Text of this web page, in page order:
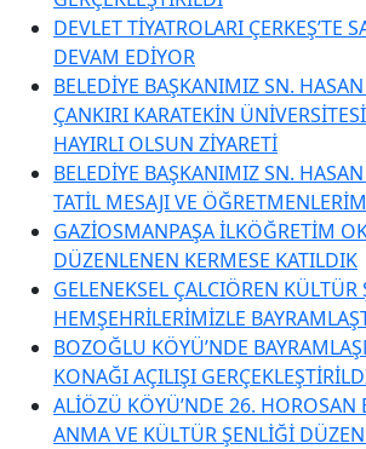
DEVLET TİYATROLARI ÇERKEŞ’TE
DEVAM EDİYOR
BELEDİYE BAŞKANIMIZ SN. HASAN
ÇANKIRI KARATEKİN
HAYIRLI OLSUN ZİYARETİ
BELEDİYE BAŞKANIMIZ SN. HASAN
TATİL MESAJI VE
GAZİOSMANPAŞA İLKÖĞRETİM
DÜZENLENEN KERMESE KATILDIK
GELENEKSEL ÇALCIÖREN KÜLTÜR
HEMŞEHRİLERİMİZLE
BOZOĞLU KÖYÜ’NDE
KONAĞI AÇILIŞI
ALİÖZÜ KÖYÜ’NDE 26. HOROSAN
ANMA VE KÜLTÜR ŞENLİĞİ